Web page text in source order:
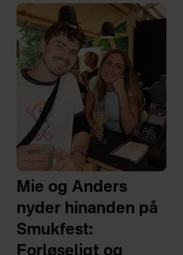
Mie og Anders
nyder hinanden på
Smukfest: